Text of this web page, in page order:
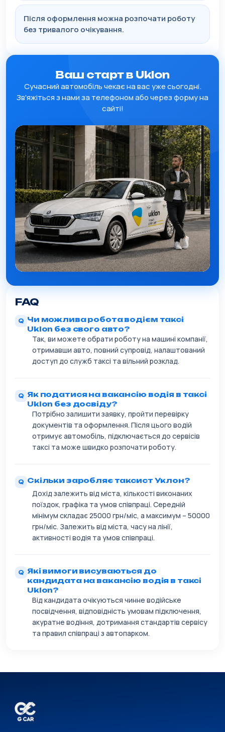
Після оформлення можна розпочати роботу
без тривалого очікування.
Ваш старт в Uklon
Сучасний автомобіль чекає на вас уже сьогодні.
Зв'яжіться з нами за телефоном або через форму на
сайті!
FAQ
Чи можлива робота водієм таксі
Uklon без свого авто?
Так, ви можете обрати роботу на машині компанії,
отримавши авто, повний супровід, налаштований
доступ до служб таксі та вільний розклад.
Як податися на вакансію водія в таксі
Uklon без досвіду?
Потрібно залишити заявку, пройти перевірку
документів та оформлення. Після цього водій
отримує автомобіль, підключається до сервісів
таксі та може швидко розпочати роботу.
Скільки заробляє таксист Уклон?
Дохід залежить від міста, кількості виконаних
поїздок, графіка та умов співпраці. Середній
мінімум складає 25000 грн/міс, а максимум – 50000
грн/міс. Залежить від міста, часу на лінії,
активності водія та умов співпраці.
Які вимоги висуваються до
кандидата на вакансію водія в таксі
Uklon?
Від кандидата очікуються чинне водійське
посвідчення, відповідність умовам підключення,
акуратне водіння, дотримання стандартів сервісу
та правил співпраці з автопарком.